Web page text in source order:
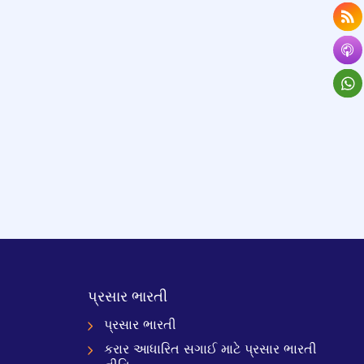
પ્રસાર ભારતી
પ્રસાર ભારતી
કરાર આધારિત સગાઈ માટે પ્રસાર ભારતી